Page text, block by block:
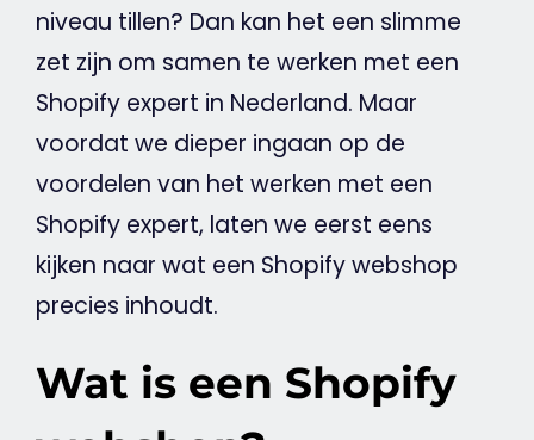
niveau tillen? Dan kan het een slimme
zet zijn om samen te werken met een
Shopify expert in Nederland. Maar
voordat we dieper ingaan op de
voordelen van het werken met een
Shopify expert, laten we eerst eens
kijken naar wat een Shopifywebshop
precies inhoudt.
Wat is een Shopify